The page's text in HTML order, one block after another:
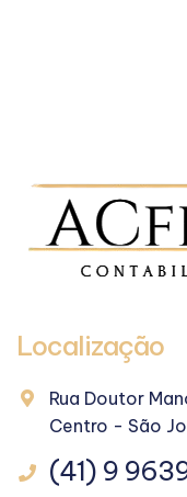
Localização
Rua Doutor
Centro - São
(41) 9